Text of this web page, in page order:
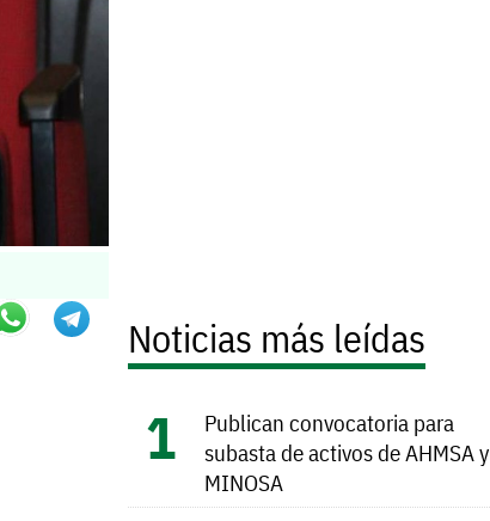
Noticias más leídas
Publican convocatoria para
subasta de activos de AHMSA y
MINOSA